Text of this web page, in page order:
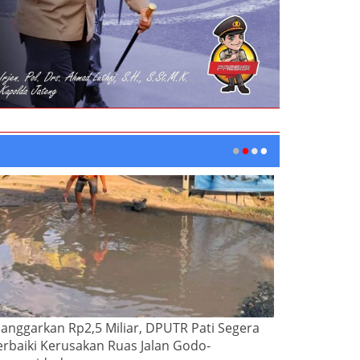
Rp2,5 Miliar, DPUTR Pati Segera
Kerusakan Ruas Jalan Godo-